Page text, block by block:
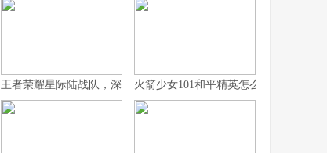
王者荣耀星际陆战队，深空战场的新纪元启航火箭少女101和平精英怎么获得，联动